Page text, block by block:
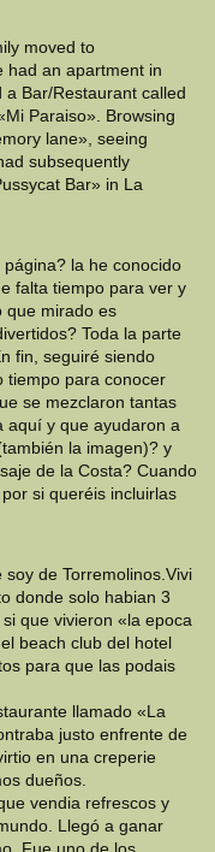
moved to
had an apartment in
a Bar/Restaurant called
Paraiso». Browsing
lane», seeing
subsequently
Bar» in La
la he conocido
falta tiempo para ver y
que mirado es
Toda la parte
fin, seguiré siendo
tiempo para conocer
se mezclaron tantas
aquí y que ayudaron a
la imagen)? y
de la Costa? Cuando
si queréis incluirlas
de Torremolinos.Vivi
donde solo habian 3
que vivieron «la epoca
beach club del hotel
para que las podais
llamado «La
justo enfrente de
en una creperie
dueños.
vendia refrescos y
Llegó a ganar